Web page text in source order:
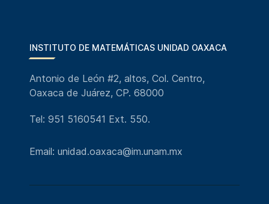
INSTITUTO DE MATEMÁTICAS UNIDAD OAXACA
Antonio de León #2, altos, Col. Centro,
Oaxaca de Juárez, CP. 68000
Tel: 951 5160541 Ext. 550.
Email: unidad.oaxaca@im.unam.mx